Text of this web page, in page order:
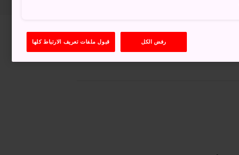
عرض على خرائط غوغل (Google Maps)
رفض الكل قبول ملفات تعريف الارتباط كلها